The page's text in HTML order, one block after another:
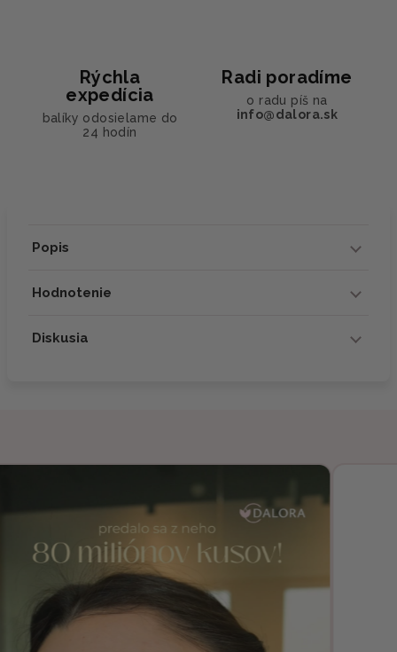
Rýchla
expedícia
balíky odosielame do
24 hodín
Radi poradíme
o radu píš na
info@dalora.sk
Popis
Hodnotenie
Diskusia